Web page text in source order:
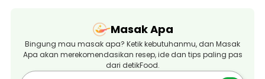
Masak Apa
Bingung mau masak apa? Ketik kebutuhanmu, dan Masak
Apa akan merekomendasikan resep, ide dan tips paling pas
dari detikFood.